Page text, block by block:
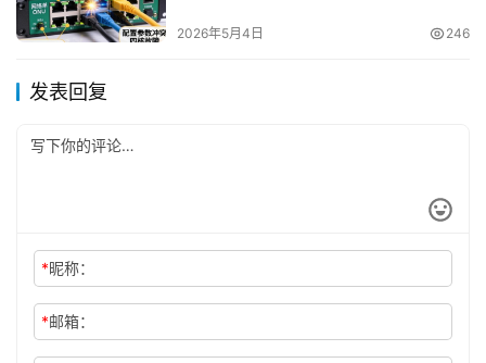
2026年5月4日 246
发表回复
*昵称：
*邮箱：